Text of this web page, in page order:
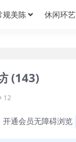
规美陈 休闲环艺
(143)
12
通会员无障碍浏览